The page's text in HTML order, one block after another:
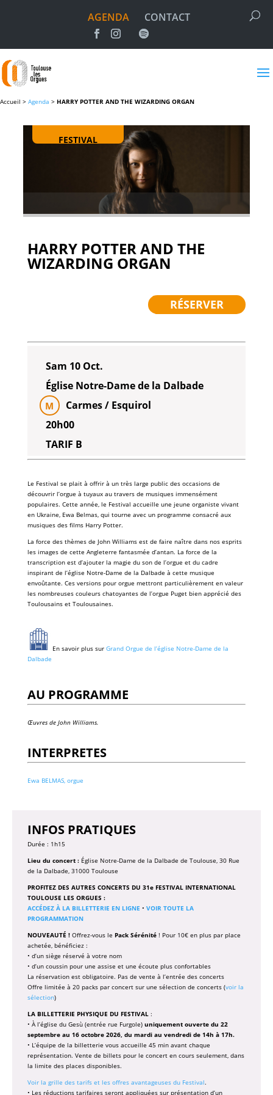
AGENDA CONTACT
Accueil > Agenda > HARRY POTTER AND THE WIZARDING ORGAN
FESTIVAL
HARRY POTTER AND THE
WIZARDING ORGAN
RÉSERVER
Sam 10 Oct.
Église Notre-Dame de la Dalbade
M
Carmes / Esquirol
20h00
TARIF B
Le Festival se plait à offrir à un très large public des occasions de
découvrir l’orgue à tuyaux au travers de musiques immensément
populaires. Cette année, le Festival accueille une jeune organiste vivant
en Ukraine, Ewa Belmas, qui tourne avec un programme consacré aux
musiques des films Harry Potter.
La force des thèmes de John Williams est de faire naître dans nos esprits
les images de cette Angleterre fantasmée d’antan. La force de la
transcription est d’ajouter la magie du son de l’orgue et du cadre
inspirant de l’église Notre-Dame de la Dalbade à cette musique
envoûtante. Ces versions pour orgue mettront particulièrement en valeur
les nombreuses couleurs chatoyantes de l’orgue Puget bien apprécié des
Toulousains et Toulousaines.
En savoir plus sur Grand Orgue de l’église Notre-Dame de la
Dalbade
AU PROGRAMME
Œuvres de John Williams.
INTERPRETES
Ewa BELMAS, orgue
INFOS PRATIQUES
Durée : 1h15
Lieu du concert : Église Notre-Dame de la Dalbade de Toulouse, 30 Rue
de la Dalbade, 31000 Toulouse
PROFITEZ DES AUTRES CONCERTS DU 31e FESTIVAL INTERNATIONAL
TOULOUSE LES ORGUES :
ACCÉDEZ À LA BILLETTERIE EN LIGNE • VOIR TOUTE LA
PROGRAMMATION
NOUVEAUTÉ !Offrez-vous le Pack Sérénité! Pour 10€ en plus par place
achetée, bénéficiez :
• d’un siège réservé à votre nom
• d’un coussin pour une assise et une écoute plus confortables
La réservation est obligatoire. Pas de vente à l’entrée des concerts
Offre limitée à 20 packs par concert sur une sélection de concerts (voir la
sélection)
LA BILLETTERIE PHYSIQUE DU FESTIVAL:
• À l’église du Gesù (entrée rue Furgole) uniquement ouverte du 22
septembre au 16 octobre 2026, du mardi au vendredi de 14h à 17h.
• L’équipe de la billetterie vous accueille 45 min avant chaque
représentation. Vente de billets pour le concert en cours seulement, dans
la limite des places disponibles.
Voir la grille des tarifs et les offres avantageuses du Festival.
• Les réductions tarifaires seront appliquées sur présentation d’un